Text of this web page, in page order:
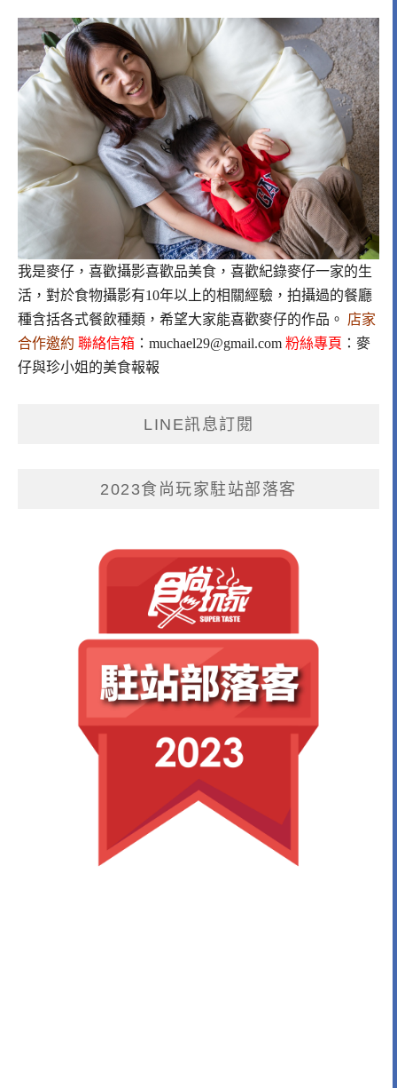
我是麥仔，喜歡攝影喜歡品美食，喜歡紀錄麥仔一家的生
活，對於食物攝影有10年以上的相關經驗，拍攝過的餐廳
種含括各式餐飲種類，希望大家能喜歡麥仔的作品。 店家
合作邀約 聯絡信箱 ： muchael29@gmail.com 粉絲專頁 ： 麥
仔與珍小姐的美食報報
LINE訊息訂閱
2023食尚玩家駐站部落客